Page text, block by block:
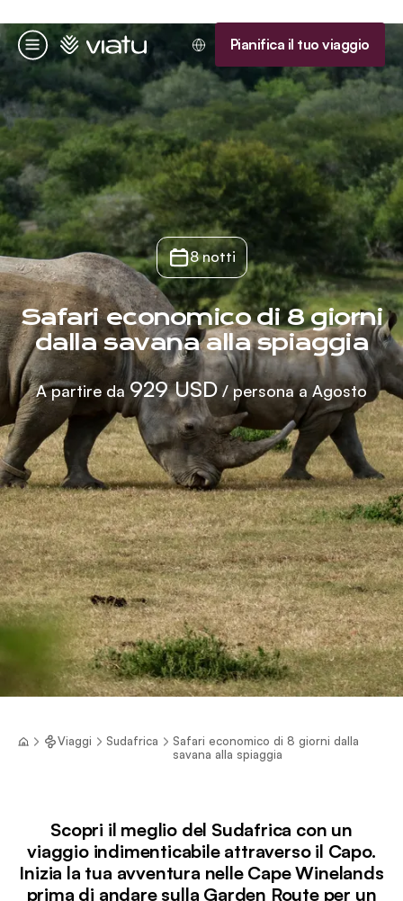
Menu
Homepage Pianifica il tuo viaggio
8 notti
Safari economico di 8 giorni
dalla savana alla spiaggia
A partire da929 USD/ persona a Agosto
Viaggi Sudafrica
Safari economico di 8 giorni dalla
savana alla spiaggia
Scopri il meglio del Sudafrica con un
viaggio indimenticabile attraverso il Capo.
Inizia la tua avventura nelle Cape Winelands
prima di andare sulla Garden Route per un